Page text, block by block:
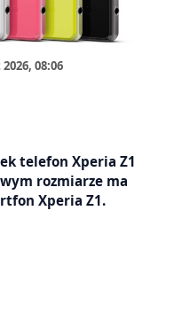
08:06
telefon Xperia Z1
rozmiarze ma
Xperia Z1.